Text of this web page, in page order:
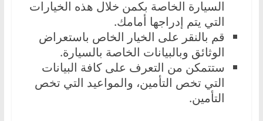
السيارة الخاصة بكمن خلال هذه الخيارات
التي يتم إدراجها أمامك.
قم بالنقر على الخيار الخاص باستعراض
الوثائق وبالبيانات الخاصة بالسيارة.
ستتمكن من التعرف على كافة البيانات
التي تخص التأمين، والمواعيد التي تخص
التأمين.